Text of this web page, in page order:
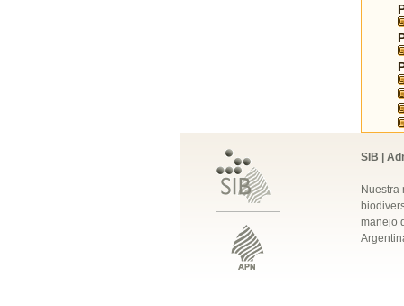
SIB |
Nuestra
manejo